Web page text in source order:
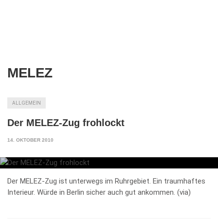
MELEZ
ALLGEMEIN
Der MELEZ-Zug frohlockt
14. OKTOBER 2010
Der MELEZ-Zug ist unterwegs im Ruhrgebiet. Ein traumhaftes
Interieur. Würde in Berlin sicher auch gut ankommen. (via)